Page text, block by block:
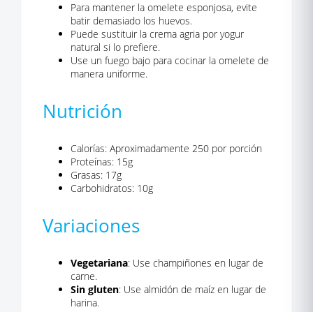
Para mantener la omelete esponjosa, evite
batir demasiado los huevos.
Puede sustituir la crema agria por yogur
natural si lo prefiere.
Use un fuego bajo para cocinar la omelete de
manera uniforme.
Nutrición
Calorías: Aproximadamente 250 por porción
Proteínas: 15g
Grasas: 17g
Carbohidratos: 10g
Variaciones
Vegetariana: Use champiñones en lugar de
carne.
Sin gluten: Use almidón de maíz en lugar de
harina.